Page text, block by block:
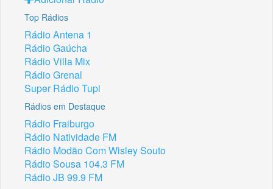
Top Rádios
Rádio Antena 1
Rádio Gaúcha
Rádio Villa Mix
Rádio Grenal
Super Rádio Tupi
Rádios em Destaque
Rádio Fraiburgo
Rádio Natividade FM
Rádio Modão Com Wisley Souto
Rádio Sousa 104.3 FM
Rádio JB 99.9 FM